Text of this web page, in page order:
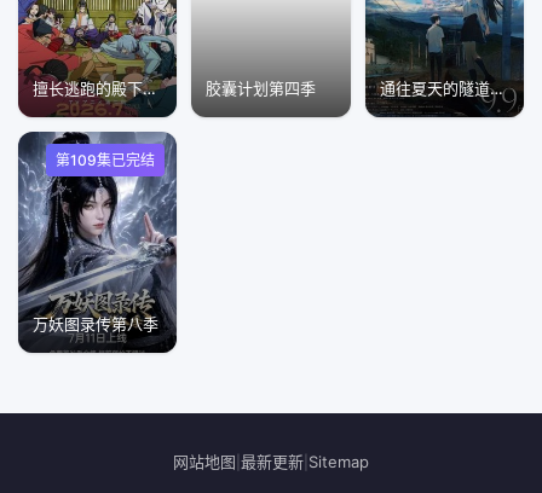
擅长逃跑的殿下第二季 胶囊计划第四季 通往夏天的隧道，离别的出口
第109集已完结
万妖图录传第八季
网站地图 最新更新 Sitemap